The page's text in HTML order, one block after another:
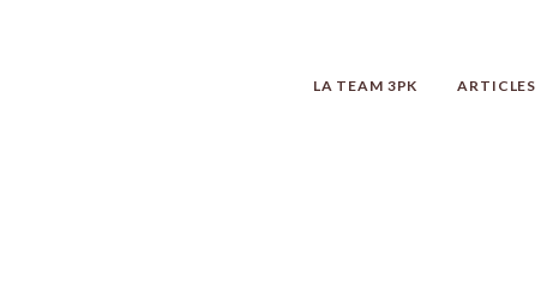
LA TEAM 3PK ARTICLES